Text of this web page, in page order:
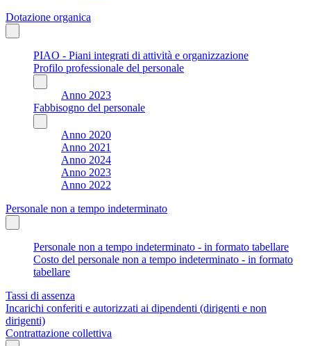
Dotazione organica
PIAO - Piani integrati di attività e organizzazione
Profilo professionale del personale
Anno 2023
Fabbisogno del personale
Anno 2020
Anno 2021
Anno 2024
Anno 2023
Anno 2022
Personale non a tempo indeterminato
Personale non a tempo indeterminato - in formato tabellare
Costo del personale non a tempo indeterminato - in formato
tabellare
Tassi di assenza
Incarichi conferiti e autorizzati ai dipendenti (dirigenti e non
dirigenti)
Contrattazione collettiva